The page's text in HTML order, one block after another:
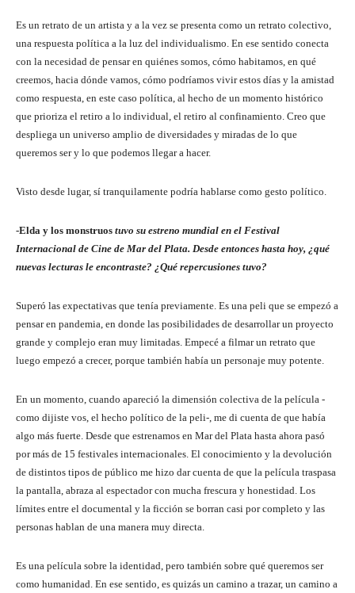
Es un retrato de un artista y a la vez se presenta como un retrato colectivo,
una respuesta política a la luz del individualismo. En ese sentido conecta
con la necesidad de pensar en quiénes somos, cómo habitamos, en qué
creemos, hacia dónde vamos, cómo podríamos vivir estos días y la amistad
como respuesta, en este caso política, al hecho de un momento histórico
que prioriza el retiro a lo individual, el retiro al confinamiento. Creo que
despliega un universo amplio de diversidades y miradas de lo que
queremos ser y lo que podemos llegar a hacer.
Visto desde lugar, sí tranquilamente podría hablarse como gesto político.
-Elda y los monstruos tuvo su estreno mundial en el Festival
Internacional de Cine de Mar del Plata. Desde entonces hasta hoy, ¿qué
nuevas lecturas le encontraste? ¿Qué repercusiones tuvo?
Superó las expectativas que tenía previamente. Es una peli que se empezó a
pensar en pandemia, en donde las posibilidades de desarrollar un proyecto
grande y complejo eran muy limitadas. Empecé a filmar un retrato que
luego empezó a crecer, porque también había un personaje muy potente.
En un momento, cuando apareció la dimensión colectiva de la película -
como dijiste vos, el hecho político de la peli-, me di cuenta de que había
algo más fuerte. Desde que estrenamos en Mar del Plata hasta ahora pasó
por más de 15 festivales internacionales. El conocimiento y la devolución
de distintos tipos de público me hizo dar cuenta de que la película traspasa
la pantalla, abraza al espectador con mucha frescura y honestidad. Los
límites entre el documental y la ficción se borran casi por completo y las
personas hablan de una manera muy directa.
Es una película sobre la identidad, pero también sobre qué queremos ser
como humanidad. En ese sentido, es quizás un camino a trazar, un camino a